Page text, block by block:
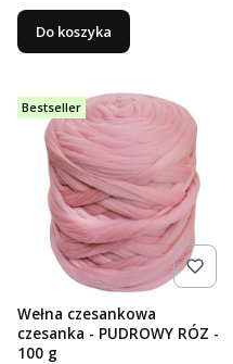
Do koszyka
Bestseller
Wełna czesankowa
czesanka - PUDROWY RÓZ -
100 g